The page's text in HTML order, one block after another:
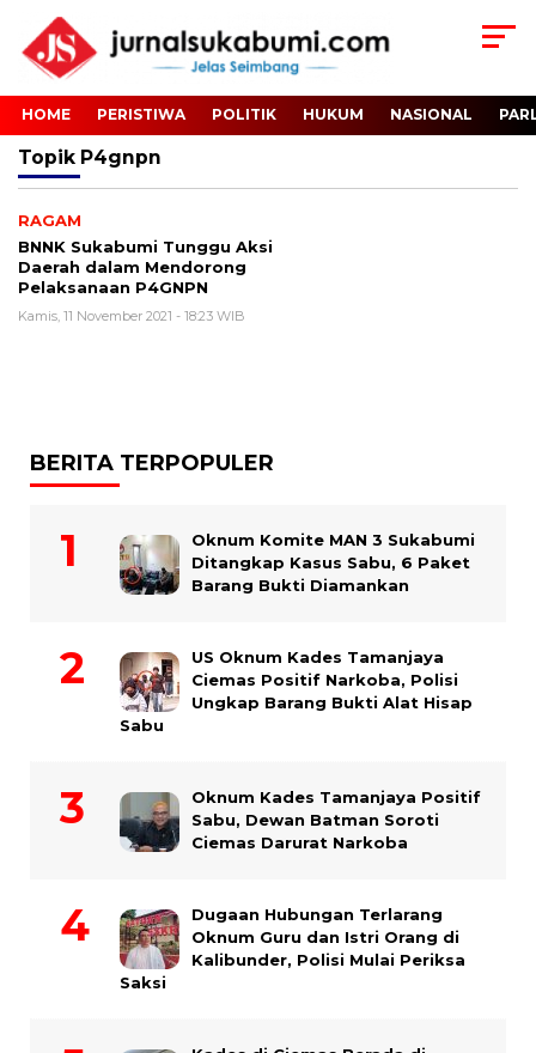
HOME PERISTIWA POLITIK HUKUM NASIONAL
Topik P4gnpn
RAGAM
BNNK Sukabumi Tunggu Aksi
Daerah dalam Mendorong
Pelaksanaan P4GNPN
Kamis, 11 November 2021 - 18:23 WIB
BERITA TERPOPULER
Oknum Komite MAN 3 Sukabumi
Ditangkap Kasus Sabu, 6 Paket
Barang Bukti Diamankan
US Oknum Kades Tamanjaya
Ciemas Positif Narkoba, Polisi
Ungkap Barang Bukti Alat Hisap
Sabu
Oknum Kades Tamanjaya Positif
Sabu, Dewan Batman Soroti
Ciemas Darurat Narkoba
Dugaan Hubungan Terlarang
Oknum Guru dan Istri Orang di
Kalibunder, Polisi Mulai Periksa
Saksi